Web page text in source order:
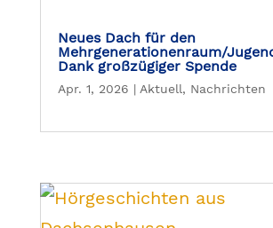
Neues Dach für den
Mehrgenerationenraum/
Dank großzügiger Spende
Apr. 1, 2026 | Aktuell, Nachrichten